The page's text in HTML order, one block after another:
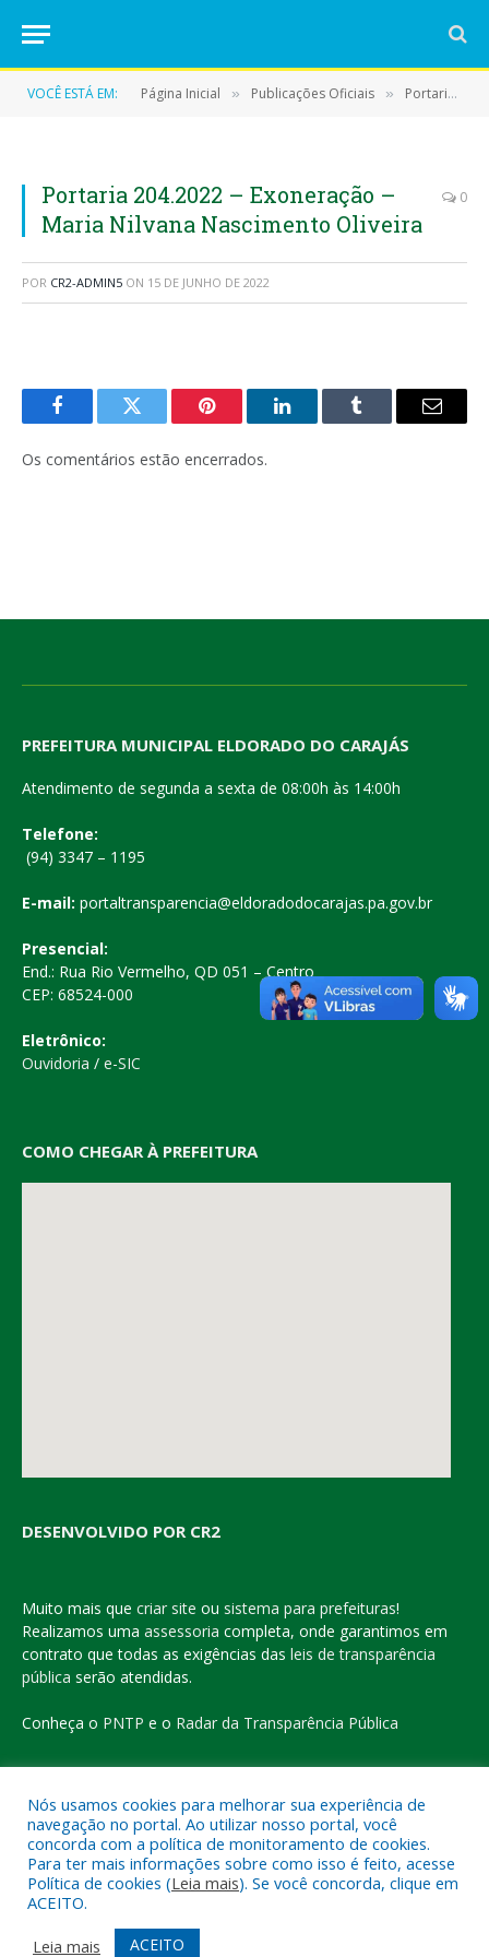
VOCÊ ESTÁ EM: Página Inicial » Publicações Oficiais » Portarias
Portaria 204.2022 – Exoneração –
Maria Nilvana Nascimento Oliveira
0
POR CR2-ADMIN5 ON 15 DE JUNHO DE 2022
FacebookTwitter Pinterest LinkedInTumblr
E-
Os comentários estão encerrados.
PREFEITURA MUNICIPAL ELDORADO DO CARAJÁS
Atendimento de segunda a sexta de 08:00h às 14:00h
Telefone:
(94) 3347 – 1195
E-mail: portaltransparencia@eldoradodocarajas.pa.gov.br
Presencial:
End.: Rua Rio Vermelho, QD 051 – Centro
CEP: 68524-000
Eletrônico:
Ouvidoria / e-SIC
COMO CHEGAR À PREFEITURA
DESENVOLVIDO POR CR2
Muito mais que criar site ou sistema para prefeituras!
Realizamos uma assessoria completa, onde garantimos em
contrato que todas as exigências das leis de transparência
pública serão atendidas.
Conheça o PNTP e o Radar da Transparência Pública
Todos os direitos reservados a Prefeitura Municipal de Eldorado
do Carajás
Mapa do Site
Acessar o Webmail
Nós usamos cookies para melhorar sua experiência de
navegação no portal. Ao utilizar nosso portal, você
concorda com a política de monitoramento de cookies.
Para ter mais informações sobre como isso é feito, acesse
Política de cookies (Leia mais). Se você concorda, clique em
ACEITO.
Leia mais
ACEITO